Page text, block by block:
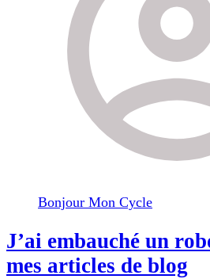
Bonjour Mon Cycle
J’ai embauché un
mes articles de blog